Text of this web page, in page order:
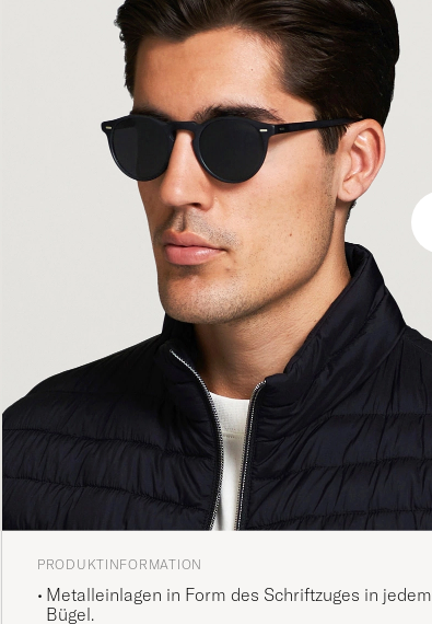
PRODUKTINFORMATION
Metalleinlagen in Form des Schriftzuges in jedem
Bügel.